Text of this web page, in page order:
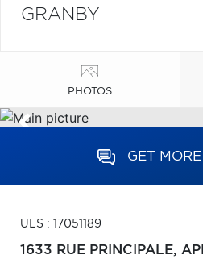
GRANBY
PHOTOS
GET
ULS : 17051189
1633 RUE PRINCIPALE,